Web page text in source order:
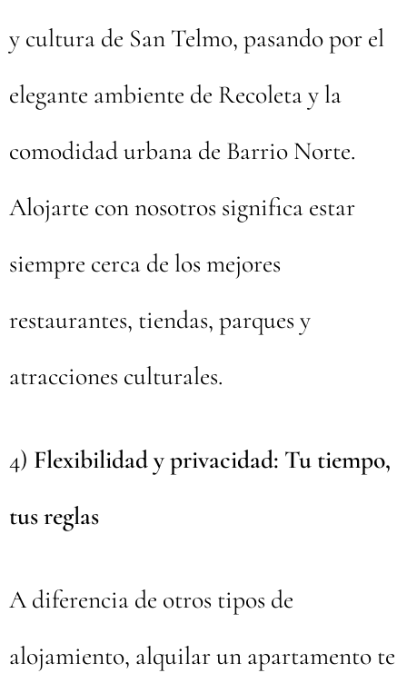
y cultura de San Telmo, pasando por el
elegante ambiente de Recoleta y la
comodidad urbana de Barrio Norte.
Alojarte con nosotros significa estar
siempre cerca de los mejores
restaurantes, tiendas, parques y
atracciones culturales.
4) Flexibilidad y privacidad: Tu tiempo,
tus reglas
A diferencia de otros tipos de
alojamiento, alquilar un apartamento te